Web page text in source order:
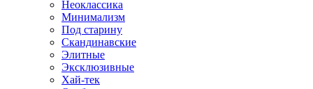
Неоклассика
Минимализм
Под старину
Скандинавские
Элитные
Эксклюзивные
Хай-тек